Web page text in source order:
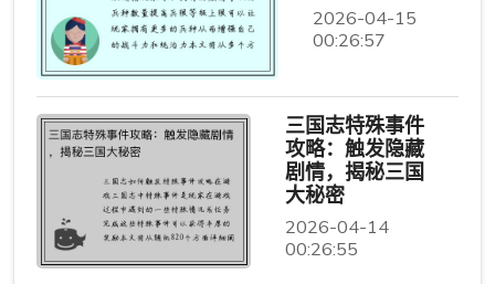
2026-04-15
00:26:57
三国志特殊事件
攻略：触发隐藏
剧情，揭秘三国
大秘密
2026-04-14
00:26:55